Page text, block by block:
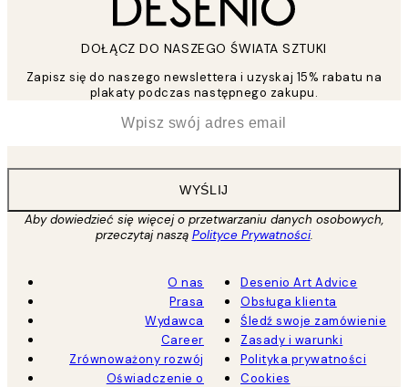
DOŁĄCZ DO NASZEGO ŚWIATA SZTUKI
Zapisz się do naszego newslettera i uzyskaj 15% rabatu na
plakaty podczas następnego zakupu.
WYŚLIJ
Aby dowiedzieć się więcej o przetwarzaniu danych osobowych,
przeczytaj naszą Polityce Prywatności.
O nas
Prasa
Wydawca
Career
Zrównoważony rozwój
Oświadczenie o
Desenio Art Advice
Obsługa klienta
Śledź swoje zamówienie
Zasady i warunki
Polityka prywatności
Cookies